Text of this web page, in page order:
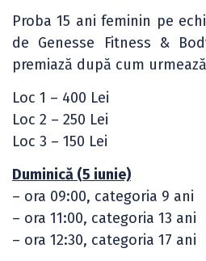
Proba 15 ani feminin pe
de Genesse Fitness &
premiază după cum
Loc 1 – 400 Lei
Loc 2 – 250 Lei
Loc 3 – 150 Lei
Duminică (5 iunie)
– ora 09:00, categoria 9 ani
– ora 11:00, categoria 13 ani
– ora 12:30, categoria 17 ani